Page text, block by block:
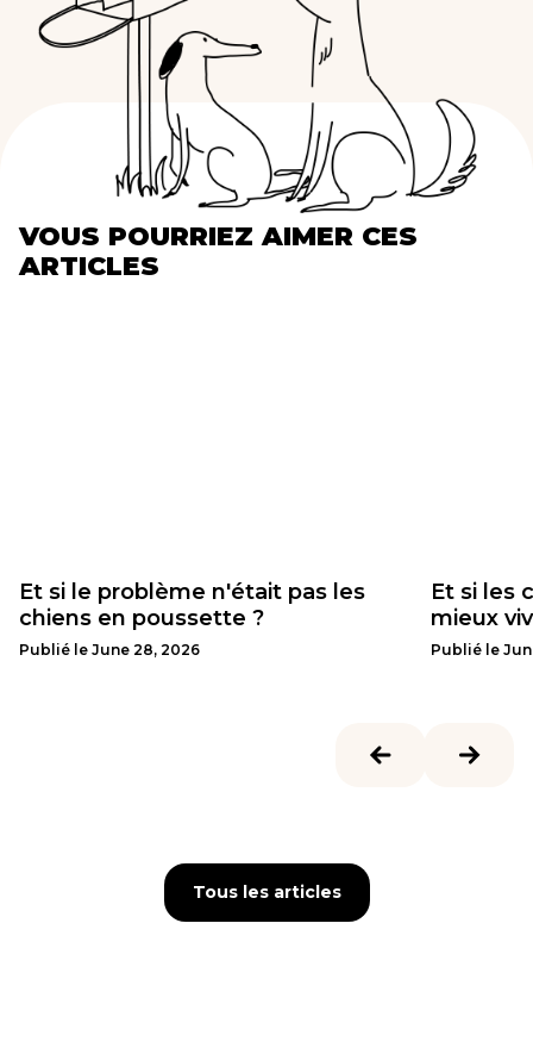
VOUS POURRIEZ AIMER CES
ARTICLES
Et si le problème n'était pas les
chiens en poussette ?
Publié le June 28, 2026
Et si les
mieux
Publié le
Tous les articles
Tous les articles